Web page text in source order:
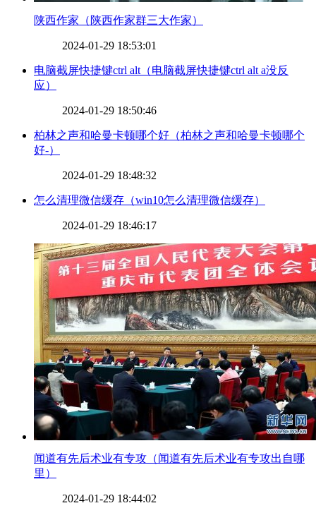
​陕西作家（陕西作家群三大作家）
2024-01-29 18:53:01
​电脑截屏快捷键ctrl alt（电脑截屏快捷键ctrl alt a没反
应）
2024-01-29 18:50:46
​柏林之声和哈曼卡顿哪个好（柏林之声和哈曼卡顿哪个
好-）
2024-01-29 18:48:32
​怎么清理微信缓存（win10怎么清理微信缓存）
2024-01-29 18:46:17
​闻道有先后术业有专攻（闻道有先后术业有专攻出自哪
里）
2024-01-29 18:44:02